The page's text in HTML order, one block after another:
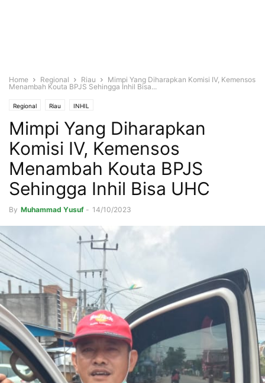
Home Regional Riau
Mimpi Yang Diharapkan Komisi IV, Kemensos
Menambah Kouta BPJS Sehingga Inhil Bisa...
Regional Riau INHIL
Mimpi Yang Diharapkan
Komisi IV, Kemensos
Menambah Kouta BPJS
Sehingga Inhil Bisa UHC
By Muhammad Yusuf - 14/10/2023